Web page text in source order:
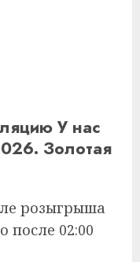
У нас
Золотая
розыгрыша
после 02:00